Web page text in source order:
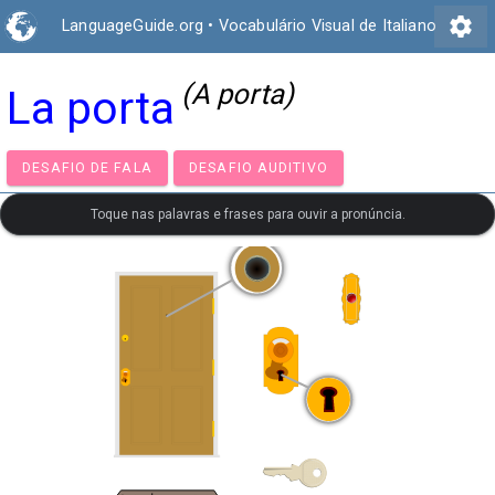
LanguageGuide.org • Vocabulário Visual de Italiano settings
La porta (A porta)
DESAFIO DE FALA DESAFIO AUDITIVO
Toque nas palavras e frases para ouvir a pronúncia.